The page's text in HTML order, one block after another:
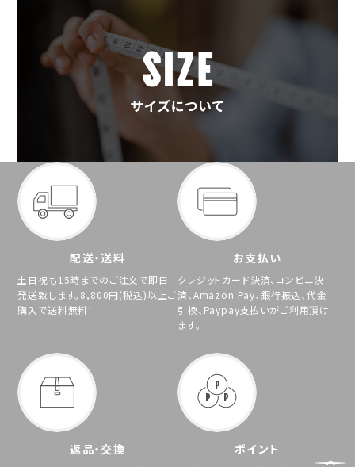
配送・送料
土日祝も15時までのご注文で即日
発送致します。8,800円(税込)以上ご
購入で送料無料！
お支払い
クレジットカード決済、コンビニ決
済、Amazon Pay、銀行振込、代金
引換、Paypay支払いがご利用頂け
ます。
返品・交換 ポイント